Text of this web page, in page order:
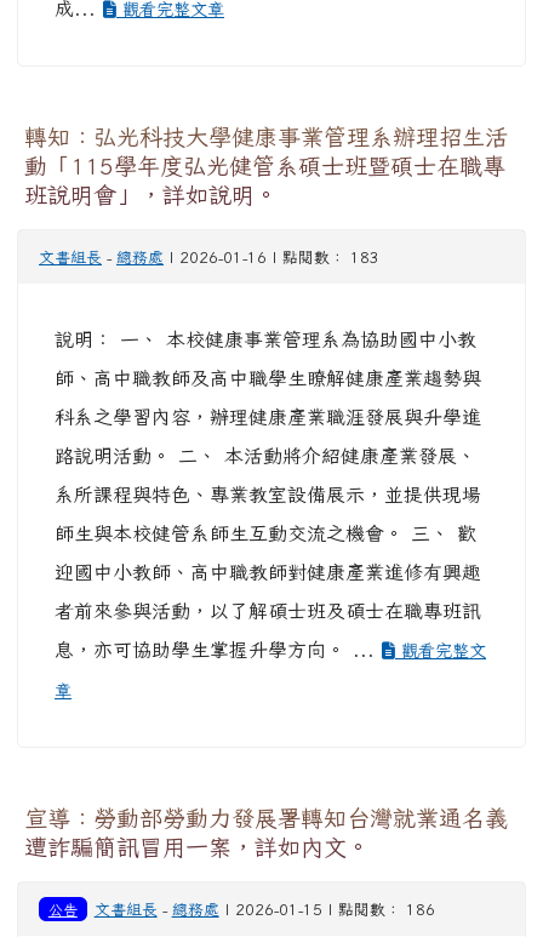
成...
觀看完整文章
轉知：弘光科技大學健康事業管理系辦理招生活
動「115學年度弘光健管系碩士班暨碩士在職專
班說明會」，詳如說明。
文書組長 - 總務處 | 2026-01-16 | 點閱數： 183
說明： 一、 本校健康事業管理系為協助國中小教
師、高中職教師及高中職學生瞭解健康產業趨勢與
科系之學習內容，辦理健康產業職涯發展與升學進
路說明活動。 二、 本活動將介紹健康產業發展、
系所課程與特色、專業教室設備展示，並提供現場
師生與本校健管系師生互動交流之機會。 三、 歡
迎國中小教師、高中職教師對健康產業進修有興趣
者前來參與活動，以了解碩士班及碩士在職專班訊
息，亦可協助學生掌握升學方向。 ...
觀看完整文
章
宣導：勞動部勞動力發展署轉知台灣就業通名義
遭詐騙簡訊冒用一案，詳如內文。
公告 文書組長 - 總務處 | 2026-01-15 | 點閱數： 186